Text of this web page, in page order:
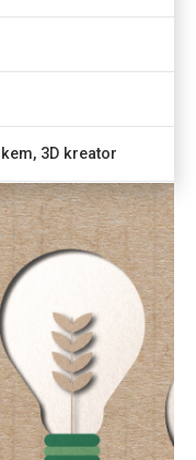
3D kreator